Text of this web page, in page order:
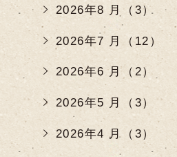
2026年8 月（3）
2026年7 月（12）
2026年6 月（2）
2026年5 月（3）
2026年4 月（3）